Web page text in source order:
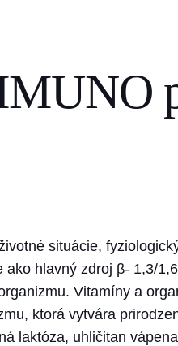
s
situácie,
ako hlavný zdroj β- 1,3/
Vitamíny a
ktorá vytvára
laktóza, uhličitan